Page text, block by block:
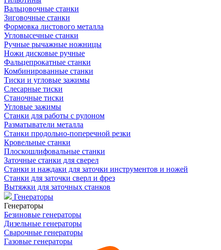
Вальцовочные станки
Зиговочные станки
Формовка листового металла
Угловысечные станки
Ручные рычажные ножницы
Ножи дисковые ручные
Фальцепрокатные станки
Комбинированные станки
Тиски и угловые зажимы
Слесарные тиски
Станочные тиски
Угловые зажимы
Станки для работы с рулоном
Разматыватели металла
Станки продольно-поперечной резки
Кровельные станки
Плоскошлифовальные станки
Заточные станки для сверел
Станки и наждаки для заточки инструментов и ножей
Станки для заточки сверл и фрез
Вытяжки для заточных станков
Генераторы
Генераторы
Безиновые генераторы
Дизельные генераторы
Сварочные генераторы
Газовые генераторы